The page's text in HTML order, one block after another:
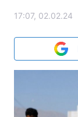
17:07, 02.02.24